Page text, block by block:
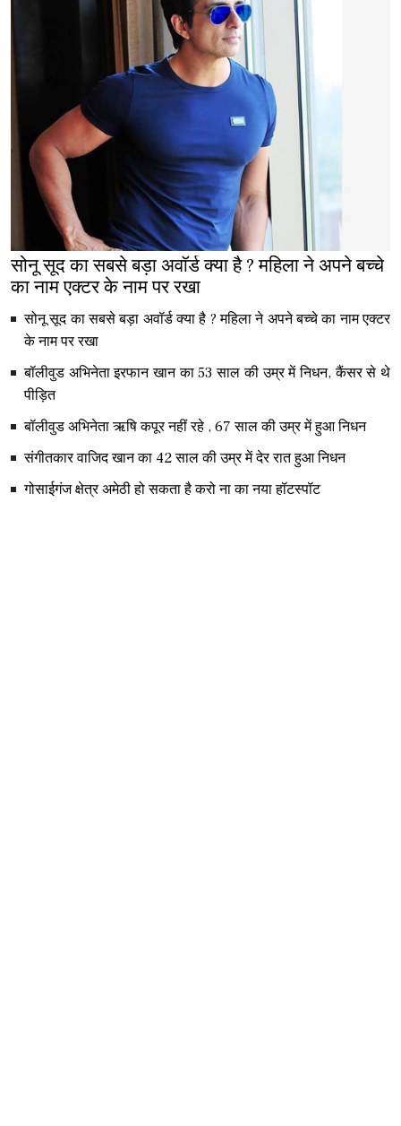
सोनू सूद का सबसे बड़ा अवॉर्ड क्या है ? महिला ने अपने बच्चे
का नाम एक्टर के नाम पर रखा
सोनू सूद का सबसे बड़ा अवॉर्ड क्या है ? महिला ने अपने बच्चे का नाम एक्टर
के नाम पर रखा
बॉलीवुड अभिनेता इरफान खान का 53 साल की उम्र में निधन, कैंसर से थे
पीड़ित
बॉलीवुड अभिनेता ऋषि कपूर नहीं रहे , 67 साल की उम्र में हुआ निधन
संगीतकार वाजिद खान का 42 साल की उम्र में देर रात हुआ निधन
गोसाईगंज क्षेत्र अमेठी हो सकता है करो ना का नया हॉटस्पॉट